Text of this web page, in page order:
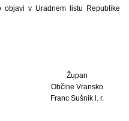
v Uradnem listu Republike
Župan
Občine Vransko
Franc Sušnik l. r.